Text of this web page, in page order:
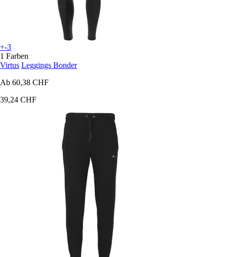
+-3
1 Farben
Virtus Leggings Bonder
Ab 60,38 CHF
39,24 CHF